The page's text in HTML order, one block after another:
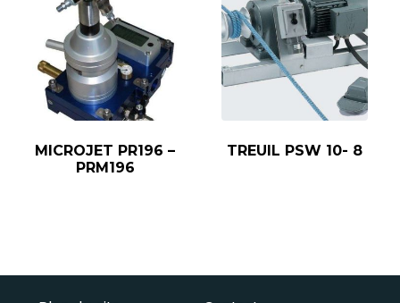
MICROJET PR196 –
PRM196
TREUIL PSW 10- 8